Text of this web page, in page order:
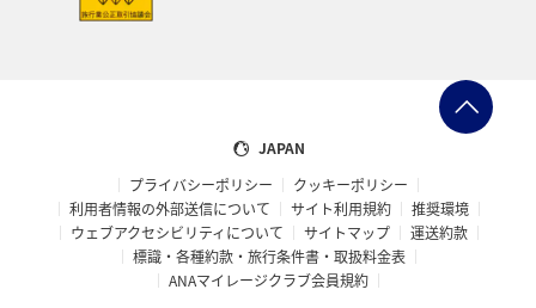
JAPAN
プライバシーポリシー
クッキーポリシー
利用者情報の外部送信について
サイト利用規約
推奨環境
ウェブアクセシビリティについて
サイトマップ
運送約款
標識・各種約款・旅行条件書・取扱料金表
ANAマイレージクラブ会員規約